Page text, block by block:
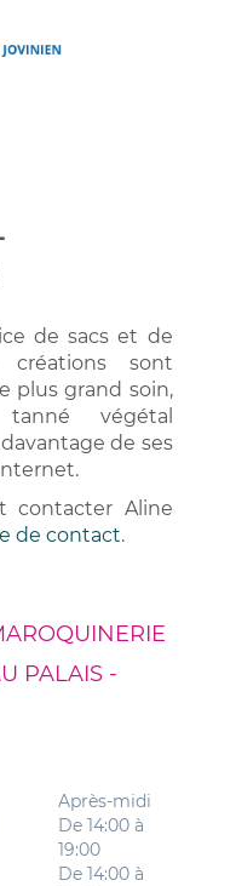
de sacs et de
créations sont
plus grand soin,
végétal
de ses
contacter Aline
de contact.
PALAIS -
Après-midi
De 14:00 à
19:00
De 14:00 à